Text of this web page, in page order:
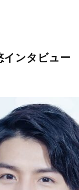
インタビュー